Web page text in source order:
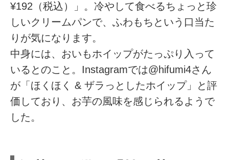
¥192（税込）」。冷やして食べるちょっと珍
しいクリームパンで、ふわもちという口当た
りが気になります。
中身には、おいもホイップがたっぷり入って
いるとのこと。Instagramでは@hifumi4さん
が「ほくほく & ザラっとしたホイップ」と評
価しており、お芋の風味を感じられるようで
した。